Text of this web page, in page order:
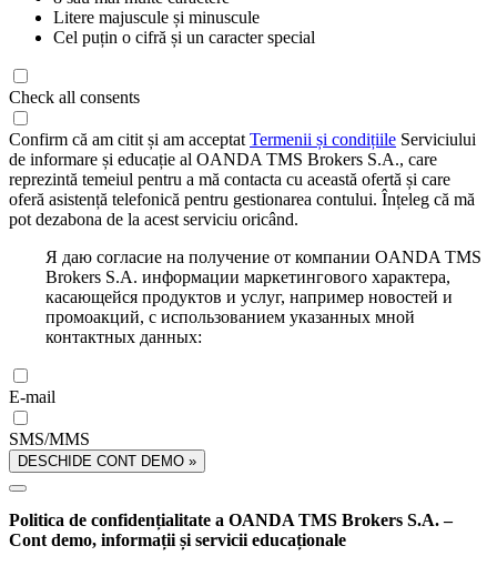
Litere majuscule și minuscule
Cel puțin o cifră și un caracter special
Check all consents
Confirm că am citit și am acceptat Termenii și condițiile Serviciului
de informare și educație al OANDA TMS Brokers S.A., care
reprezintă temeiul pentru a mă contacta cu această ofertă și care
oferă asistență telefonică pentru gestionarea contului. Înțeleg că mă
pot dezabona de la acest serviciu oricând.
Я даю согласие на получение от компании OANDA TMS
Brokers S.A. информации маркетингового характера,
касающейся продуктов и услуг, например новостей и
промоакций, с использованием указанных мной
контактных данных:
E-mail
SMS/MMS
DESCHIDE CONT DEMO »
Politica de confidențialitate a OANDA TMS Brokers S.A. –
Cont demo, informații și servicii educaționale